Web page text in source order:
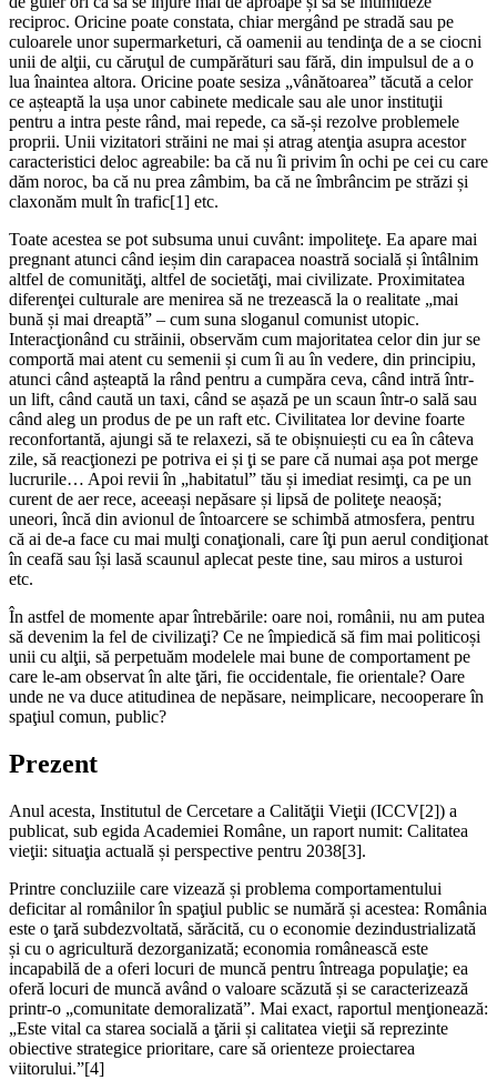
reciproc. Oricine poate constata, chiar mergând pe stradă sau pe
culoarele unor supermarketuri, că oamenii au tendinţa de a se ciocni
unii de alţii, cu căruţul de cumpărături sau fără, din impulsul de a o
lua înaintea altora. Oricine poate sesiza „vânătoarea” tăcută a celor
ce așteaptă la ușa unor cabinete medicale sau ale unor instituţii
pentru a intra peste rând, mai repede, ca să-și rezolve problemele
proprii. Unii vizitatori străini ne mai și atrag atenţia asupra acestor
caracteristici deloc agreabile: ba că nu îi privim în ochi pe cei cu care
dăm noroc, ba că nu prea zâmbim, ba că ne îmbrâncim pe străzi și
claxonăm mult în trafic[1] etc.
Toate acestea se pot subsuma unui cuvânt: impoliteţe. Ea apare mai
pregnant atunci când ieșim din carapacea noastră socială și întâlnim
altfel de comunităţi, altfel de societăţi, mai civilizate. Proximitatea
diferenţei culturale are menirea să ne trezească la o realitate „mai
bună și mai dreaptă” – cum suna sloganul comunist utopic.
Interacţionând cu străinii, observăm cum majoritatea celor din jur se
comportă mai atent cu semenii și cum îi au în vedere, din principiu,
atunci când așteaptă la rând pentru a cumpăra ceva, când intră într-
un lift, când caută un taxi, când se așază pe un scaun într-o sală sau
când aleg un produs de pe un raft etc. Civilitatea lor devine foarte
reconfortantă, ajungi să te relaxezi, să te obișnuiești cu ea în câteva
zile, să reacţionezi pe potriva ei și ţi se pare că numai așa pot merge
lucrurile… Apoi revii în „habitatul” tău și imediat resimţi, ca pe un
curent de aer rece, aceeași nepăsare și lipsă de politeţe neaoșă;
uneori, încă din avionul de întoarcere se schimbă atmosfera, pentru
că ai de-a face cu mai mulţi conaţionali, care îţi pun aerul condiţionat
în ceafă sau își lasă scaunul aplecat peste tine, sau miros a usturoi
etc.
În astfel de momente apar întrebările: oare noi, românii, nu am putea
să devenim la fel de civilizaţi? Ce ne împiedică să fim mai politicoși
unii cu alţii, să perpetuăm modelele mai bune de comportament pe
care le-am observat în alte ţări, fie occidentale, fie orientale? Oare
unde ne va duce atitudinea de nepăsare, neimplicare, necooperare în
spaţiul comun, public?
Prezent
Anul acesta, Institutul de Cercetare a Calităţii Vieţii (ICCV[2]) a
publicat, sub egida Academiei Române, un raport numit: Calitatea
vieţii: situaţia actuală și perspective pentru 2038[3].
Printre concluziile care vizează și problema comportamentului
deficitar al românilor în spaţiul public se numără și acestea: România
este o ţară subdezvoltată, sărăcită, cu o economie dezindustrializată
și cu o agricultură dezorganizată; economia românească este
incapabilă de a oferi locuri de muncă pentru întreaga populaţie; ea
oferă locuri de muncă având o valoare scăzută și se caracterizează
printr-o „comunitate demoralizată”. Mai exact, raportul menţionează:
„Este vital ca starea socială a ţării și calitatea vieţii să reprezinte
obiective strategice prioritare, care să orienteze proiectarea
viitorului.”[4]